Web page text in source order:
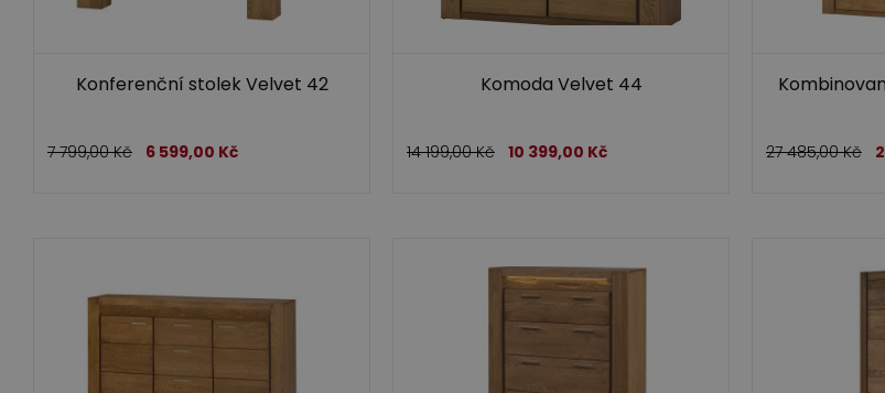
Konferenční stolek Velvet 42
7 799,00Kč 6 599,00 Kč
Komoda Velvet 44
14 199,00Kč 10 399,00 Kč 27 485,00Kč